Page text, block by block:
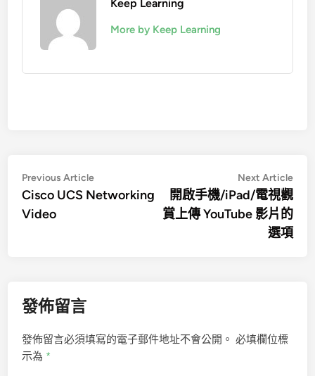
Keep Learning
More by Keep Learning
文
章
導
Previous ArticlePrevious
article:
Cisco UCS Networking
Video
Next Article
開啟手機/iPad/電視觀
賞上傳 YouTube 影片的
選項
發佈留言
發佈留言必須填寫的電子郵件地址不會公開。 必填欄位標
示為 *